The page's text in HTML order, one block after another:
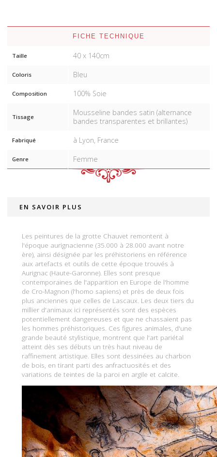
FICHE TECHNIQUE
Taille 40 x 140cm
Coloris Bleu
Composition 100% Soie
Tissage
Mousseline bandes satin (alternance
bandes transparentes et brillantes)
Fabriqué à Lyon, France
Genre Femme
EN SAVOIR PLUS
Les peintures de la grotte Chauvet remontent à
l'époque aurignacienne (35.000 à 28.000 avant notre
ère), ainsi désignée par les préhistoriens en référence
aux artefacts et outils de cette époque trouvés à
Aurignac (Haute-Garonne). Elles sont presque
contemporaines de l'apparition en Europe de l'homme
de Cro-Magnon (l'homo sapiens) et près de deux fois
plus anciennes que celles de Lascaux. Les deux tiers du
millier d'animaux ici représentés sont des espèces
potentiellement dangereuses et que ne chassaient pas
les hommes préhistoriques. Ces figures animales, d'une
grande beauté stylistique, montrent que l'art pariétal
atteint dès ses débuts un très haut niveau de
raffinement artistique. Elles sont dessinées au charbon
de bois, en tirant parti des anfractuosités et des
variations de teintes de la paroi en argile et calcite.